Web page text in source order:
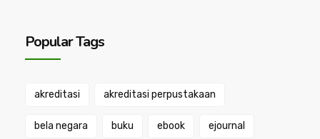
Popular Tags
akreditasi akreditasi perpustakaan
bela negara buku ebook ejournal